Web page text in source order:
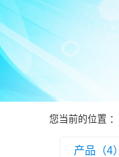
您当前的位置 ：
产品（4）